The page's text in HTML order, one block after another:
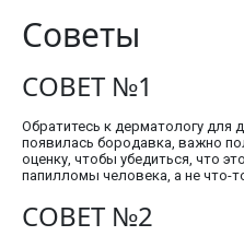
Советы
СОВЕТ №1
Обратитесь к дерматологу для
появилась бородавка, важно
оценку, чтобы убедиться, что
папилломы человека, а не что-
СОВЕТ №2